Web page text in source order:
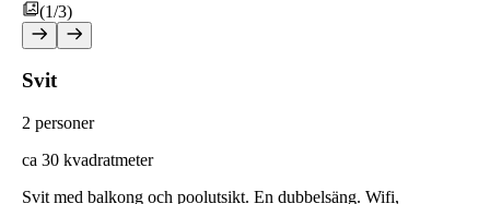
(1/3)
Svit
2 personer
ca 30 kvadratmeter
Svit med balkong och poolutsikt. En dubbelsäng. Wifi,